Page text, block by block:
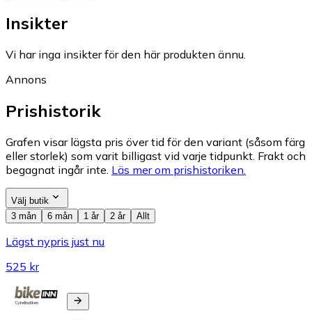
Insikter
Vi har inga insikter för den här produkten ännu.
Annons
Prishistorik
Grafen visar lägsta pris över tid för den variant (såsom färg
eller storlek) som varit billigast vid varje tidpunkt. Frakt och
begagnat ingår inte. Läs mer om prishistoriken.
Välj butik
3 mån
6 mån 1 år 2 år Allt
Lägst nypris just nu
525 kr